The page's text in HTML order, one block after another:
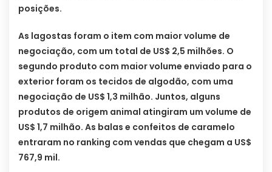
posições.
As lagostas foram o item com maior volume de
negociação, com um total de US$ 2,5 milhões. O
segundo produto com maior volume enviado para o
exterior foram os tecidos de algodão, com uma
negociação de US$ 1,3 milhão. Juntos, alguns
produtos de origem animal atingiram um volume de
US$ 1,7 milhão. As balas e confeitos de caramelo
entraram no ranking com vendas que chegam a US$
767,9 mil.